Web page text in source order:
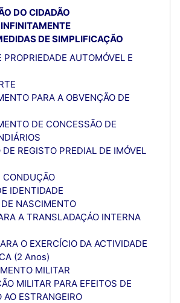
DO CIDADÃO
DE SIMPLIFICAÇÃO
AUTOMÓVEL E
PARA A OBVENÇÃO DE
DE CONCESSÃO DE
REGISTO PREDIAL DE IMÓVEL
IDENTIDADE
NASCIMENTO
A TRANSLADAÇÁO INTERNA
O EXERCÍCIO DA ACTIVIDADE
(2 Anos)
MILITAR
MILITAR PARA EFEITOS DE
AO ESTRANGEIRO